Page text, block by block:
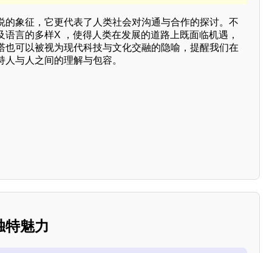
的象征，它更代表了人类社会对沟通与合作的探讨。不
言的多样X ，使得人类在发展的道路上既面临机遇，
也可以被视为现代科技与文化交融的隐喻，提醒我们在
与人之间的理解与包容。
特魅力